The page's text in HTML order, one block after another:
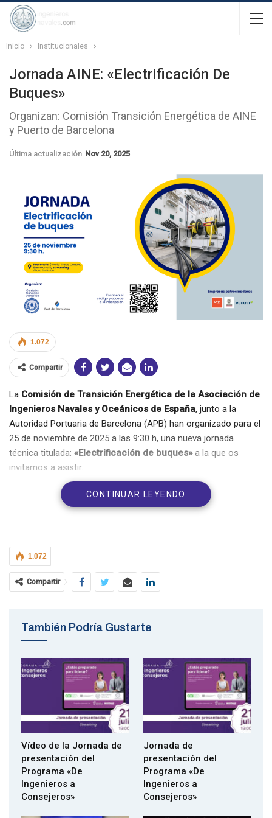
Inicio Institucionales
Jornada AINE: «Electrificación De
Buques»
Organizan: Comisión Transición Energética de AINE
y Puerto de Barcelona
Última actualización Nov 20, 2025
1.072
Compartir
La Comisión de Transición Energética de la Asociación de
Ingenieros Navales y Oceánicos de España, junto a la
Autoridad Portuaria de Barcelona (APB) han organizado para el
25 de noviembre de 2025 a las 9:30 h, una nueva jornada
técnica titulada: «Electrificación de buques»a la que os
invitamos a asistir.
Modalidad:Presencial + online
FORMULARIO DE INSCRIPCIÓN
AGENDA
09:30 h – Bienvenida y registro asistentes
10:00 h – Apertura institucional
CONTINUAR LEYENDO
1.072
Compartir
También Podría Gustarte
Vídeo de la Jornada de
presentación del
Programa «De
Ingenieros a
Consejeros»
Jornada de
presentación del
Programa «De
Ingenieros a
Consejeros»